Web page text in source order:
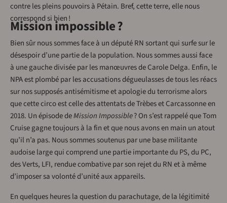
contre les pleins pouvoirs à Pétain. Bref, cette terre, elle nous
correspond si bien !
Mission impossible ?
Bien sûr nous sommes face à un député RN sortant qui surfe sur le
désespoir d’une partie de la population. Nous sommes aussi face
à une gauche divisée par les manœuvres de Carole Delga. Enfin, le
NPA est plombé par les accusations dégueulasses de tous les réacs
sur nos supposés antisémitisme et apologie du terrorisme alors
que cette circo est celle des attentats de Trèbes et Carcassonne en
2018. Un épisode deMission Impossible? On s’est rappelé que Tom
Cruise gagne toujours à la fin et que nous avons en main un atout
qu’il n’a pas. Nous sommes soutenus par une base militante
audoise large qui comprend une partie importante du PS, du PC,
des Verts, LFI, rendue combative par son rejet du RN et à même
d’imposer sa volonté d’unité aux appareils.
En quelques heures la question du parachutage, de la légitimité